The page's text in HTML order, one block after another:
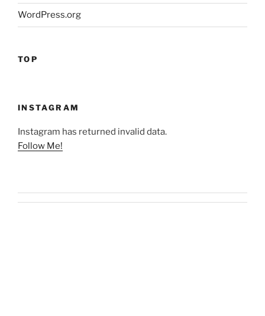
WordPress.org
TOP
INSTAGRAM
Instagram has returned invalid data.
Follow Me!